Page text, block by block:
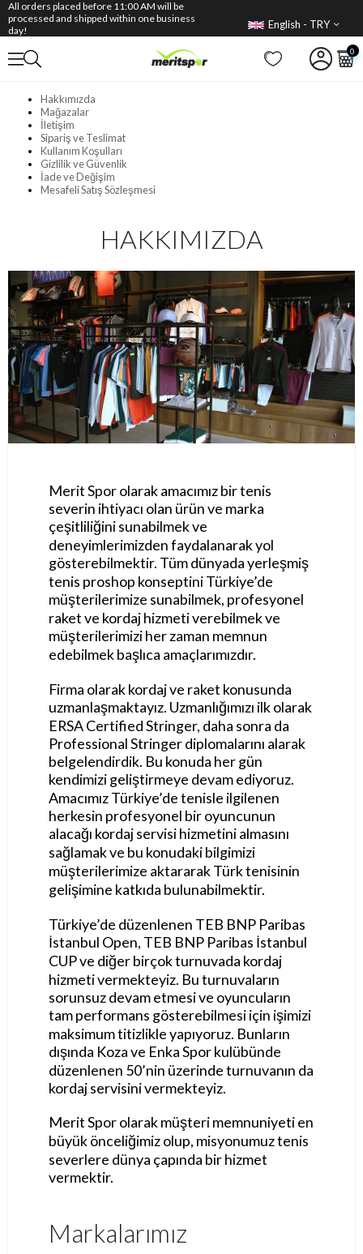
All orders placed before 11:00 AM will be
processed and shipped within one business
day!
English - TRY
0
Hakkımızda
Mağazalar
İletişim
Sipariş ve Teslimat
Kullanım Koşulları
Gizlilik ve Güvenlik
İade ve Değişim
Mesafeli Satış Sözleşmesi
HAKKIMIZDA
Merit Spor olarak amacımız bir tenis
severin ihtiyacı olan ürün ve marka
çeşitliliğini sunabilmek ve
deneyimlerimizden faydalanarak yol
gösterebilmektir. Tüm dünyada yerleşmiş
tenis proshop konseptini Türkiye’de
müşterilerimize sunabilmek, profesyonel
raket ve kordaj hizmeti verebilmek ve
müşterilerimizi her zaman memnun
edebilmek başlıca amaçlarımızdır.
Firma olarak kordaj ve raket konusunda
uzmanlaşmaktayız. Uzmanlığımızı ilk olarak
ERSA Certified Stringer, daha sonra da
Professional Stringer diplomalarını alarak
belgelendirdik. Bu konuda her gün
kendimizi geliştirmeye devam ediyoruz.
Amacımız Türkiye’de tenisle ilgilenen
herkesin profesyonel bir oyuncunun
alacağı kordaj servisi hizmetini almasını
sağlamak ve bu konudaki bilgimizi
müşterilerimize aktararak Türk tenisinin
gelişimine katkıda bulunabilmektir.
Türkiye’de düzenlenen TEB BNP Paribas
İstanbul Open, TEB BNP Paribas İstanbul
CUP ve diğer birçok turnuvada kordaj
hizmeti vermekteyiz. Bu turnuvaların
sorunsuz devam etmesi ve oyuncuların
tam performans gösterebilmesi için işimizi
maksimum titizlikle yapıyoruz. Bunların
dışında Koza ve Enka Spor kulübünde
düzenlenen 50’nin üzerinde turnuvanın da
kordaj servisini vermekteyiz.
Merit Spor olarak müşteri memnuniyeti en
büyük önceliğimiz olup, misyonumuz tenis
severlere dünya çapında bir hizmet
vermektir.
Markalarımız